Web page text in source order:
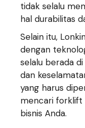
tidak selalu
hal durabilitas
Selain itu,
dengan
selalu berada
dan
yang harus
mencari forklift
bisnis Anda.